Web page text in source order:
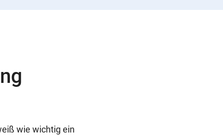
wie wichtig ein